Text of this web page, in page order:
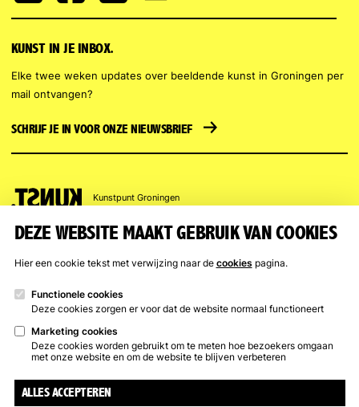
DEZE WEBSITE MAAKT GEBRUIK VAN COOKIES
Hier een cookie tekst met verwijzing naar de cookies pagina.
Functionele cookies
Deze cookies zorgen er voor dat de website normaal functioneert
Marketing cookies
Deze cookies worden gebruikt om te meten hoe bezoekers omgaan
met onze website en om de website te blijven verbeteren
ALLES ACCEPTEREN
KUNST IN JE INBOX.
Elke twee weken updates over beeldende kunst in Groningen per
mail ontvangen?
SCHRIJF JE IN VOOR ONZE NIEUWSBRIEF
Kunstpunt Groningen
Trompsingel 27a, Groningen
(050) 317 17 07
info@kunstpuntgroningen.nl
KunstuitleenTrompsingel
12 – 17 uur
augustus